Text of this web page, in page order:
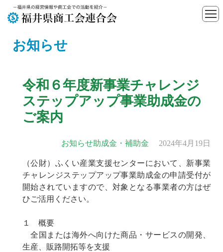
お知らせ
令和６年度新事業チャレンジ
ステップアップ事業助成金の
ご案内
お知らせ助成金・補助金 2024年4月19日
（公財）ふくい産業支援センターにおいて、新事業
チャレンジステップアップ事業助成金の申請受付が
開始されていますので、対象となる事業者の方はぜ
ひご活用ください。
１ 概要
全国または海外へ向けた商品・サービスの開発、
生産、販路開拓等を支援